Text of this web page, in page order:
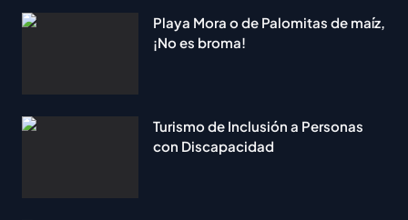
Playa Mora o de Palomitas de maíz,
¡No es broma!
Turismo de Inclusión a Personas
con Discapacidad